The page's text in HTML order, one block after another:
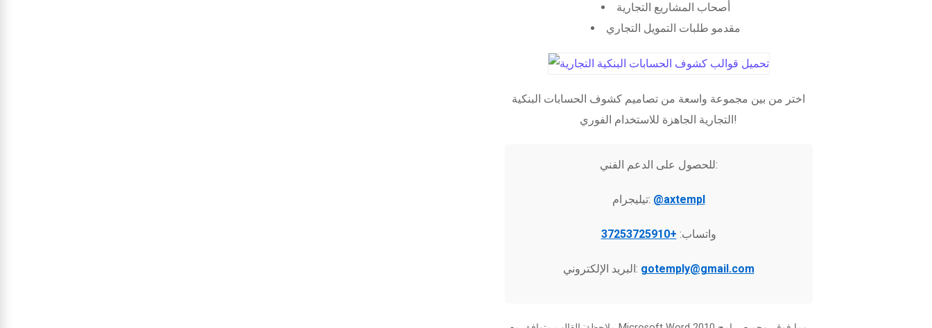
أصحاب المشاريع التجارية
مقدمو طلبات التمويل التجاري
اختر من بين مجموعة واسعة من تصاميم كشوف الحسابات البنكية
التجارية الجاهزة للاستخدام الفوري!
للحصول على الدعم الفني:
تيليجرام: @axtempl
واتساب: +37253725910
البريد الإلكتروني: gotemply@gmail.com